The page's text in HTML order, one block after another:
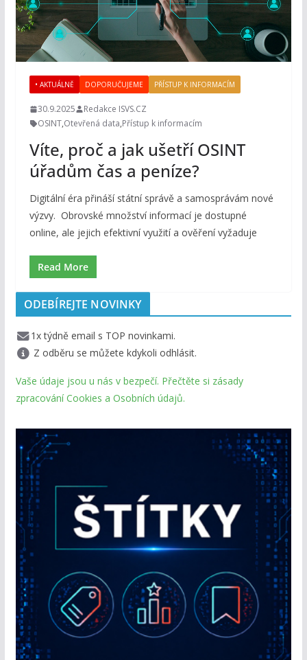
• AKTUÁLNĚ DOPORUČUJEME PŘÍSTUP K INFORMACÍM
30.9.2025
Redakce ISVS.CZ
OSINT,Otevřená data,Přístup k informacím
Víte, proč a jak ušetří OSINT
úřadům čas a peníze?
Digitální éra přináší státní správě a samosprávám nové
výzvy. Obrovské množství informací je dostupné
online, ale jejich efektivní využití a ověření vyžaduje
Read More
ODEBÍREJTE NOVINKY
1x týdně email s TOP novinkami.
Z odběru se můžete kdykoli odhlásit.
Vaše údaje jsou u nás v bezpečí. Přečtěte si zásady
zpracování Cookies a Osobních údajů.